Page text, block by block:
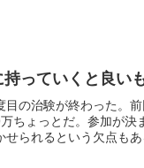
持っていくと良い
目の治験が終わった。
ちょっとだ。参加が決
せられるという欠点も